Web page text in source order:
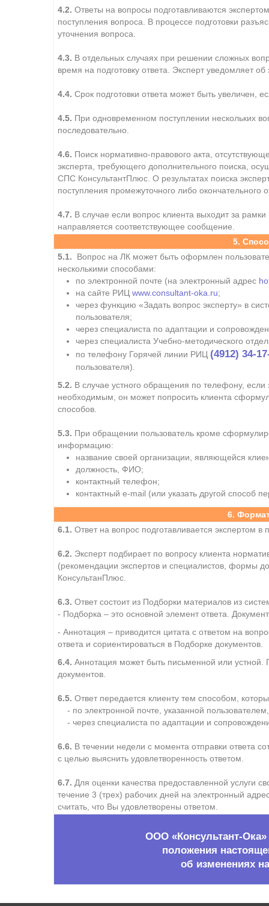
4.2. Ответы на вопросы подготавливаются
поступления вопроса. В процессе подготовки
уточнения вопроса.
4.3. В отдельных случаях при решении сложных
время на подготовку ответа. Эксперт уведомляет
4.4. Срок подготовки ответа может быть увеличен,
4.5. При одновременном поступлении нескольких
последовательно.
4.6. Поиск нормативно-правового акта,
эксперта, требующего дополнительного поиска,
СПС КонсультантПлюс. О результатах поиска
поступления промежуточного либо окончательного
4.7. В случае если вопрос клиента выходит за
направляется соответствующее сообщение.
5.
5.1. Вопрос на ЛК может быть оформлен
несколькими способами:
по электронной почте (на электронный адрес
на сайте РИЦ www.consultant-oka.ru;
через функцию «Задать вопрос эксперту» в
пользователя;
через специалиста по адаптации и
через специалиста Учебно-методического
по телефону Горячей линии РИЦ (4912) 34-
пользователя).
5.2. В случае устного обращения по телефону,
необходимым, он может попросить клиента
способов.
5.3. При обращении пользователь кроме
информацию:
название своей организации, являющейся
должность, ФИО;
контактный телефон;
контактный e-mail (или указать другой способ
6.
6.1. Ответ на вопрос подготавливается экспертом
6.2. Эксперт подбирает по вопросу клиента
(рекомендации экспертов и специалистов, формы
КонсультанПлюс.
6.3. Ответ состоит из Подборки материалов из
- Подборка – это основной элемент ответа.
- Аннотация – приводится цитата с ответом на
ответа и сориентироваться в Подборке документов.
6.4. Аннотация может быть письменной или устной.
документов.
6.5. Ответ передается клиенту тем способом,
- по электронной почте, указанной
- через специалиста по адаптации и
6.6. В течении недели с момента отправки ответа
с целью выяснить удовлетворенность ответом.
6.7. Для оценки качества предоставленной услуги
течение 3 (трех) рабочих дней на электронный
считать, что Вы удовлетворены ответом.
ООО «Консультант-Ока»
положения
об изменениях